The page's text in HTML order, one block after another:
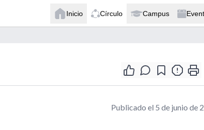
Inicio Círculo Campus
Publicado el 5 de junio de